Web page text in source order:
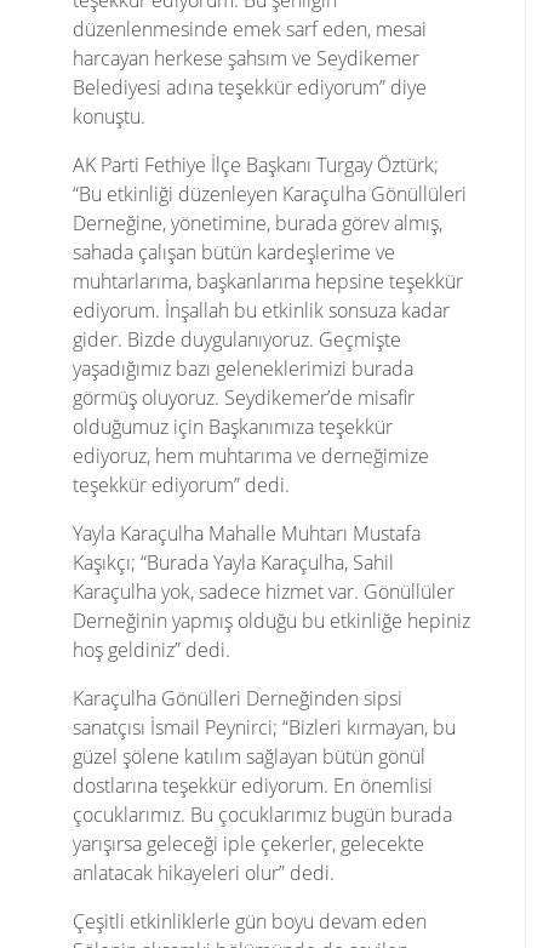
düzenlenmesinde emek sarf eden, mesai
harcayan herkese şahsım ve Seydikemer
Belediyesi adına teşekkür ediyorum” diye
konuştu.
AK Parti Fethiye İlçe Başkanı Turgay Öztürk;
“Bu etkinliği düzenleyen Karaçulha Gönüllüleri
Derneğine, yönetimine, burada görev almış,
sahada çalışan bütün kardeşlerime ve
muhtarlarıma, başkanlarıma hepsine teşekkür
ediyorum. İnşallah bu etkinlik sonsuza kadar
gider. Bizde duygulanıyoruz. Geçmişte
yaşadığımız bazı geleneklerimizi burada
görmüş oluyoruz. Seydikemer’de misafir
olduğumuz için Başkanımıza teşekkür
ediyoruz, hem muhtarıma ve derneğimize
teşekkür ediyorum” dedi.
Yayla Karaçulha Mahalle Muhtarı Mustafa
Kaşıkçı; “Burada Yayla Karaçulha, Sahil
Karaçulha yok, sadece hizmet var. Gönüllüler
Derneğinin yapmış olduğu bu etkinliğe hepiniz
hoş geldiniz” dedi.
Karaçulha Gönülleri Derneğinden sipsi
sanatçısı İsmail Peynirci; “Bizleri kırmayan, bu
güzel şölene katılım sağlayan bütün gönül
dostlarına teşekkür ediyorum. En önemlisi
çocuklarımız. Bu çocuklarımız bugün burada
yarışırsa geleceği iple çekerler, gelecekte
anlatacak hikayeleri olur” dedi.
Çeşitli etkinliklerle gün boyu devam eden